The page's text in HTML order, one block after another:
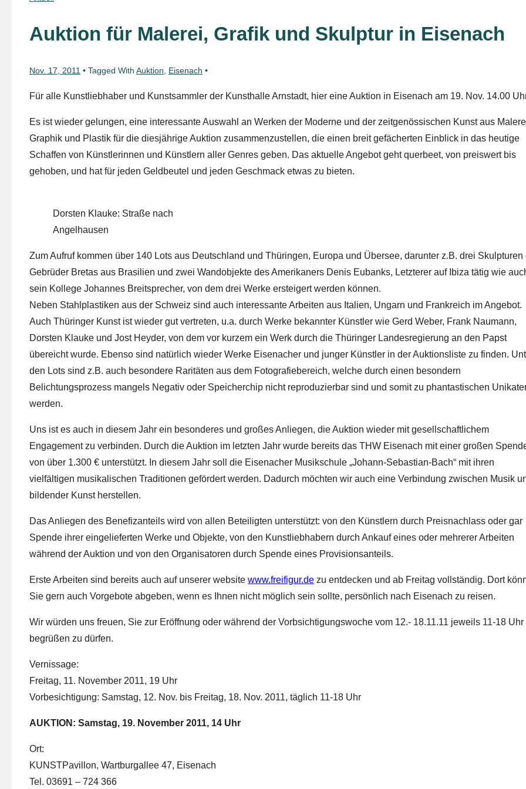
Auktion für Malerei, Grafik und Skulptur in Eisenach
Nov. 17, 2011 Tagged With Auktion Eisenach
Für alle Kunstliebhaber und Kunstsammler der Kunsthalle Arnstadt, hier eine Auktion in Eisenach am 19. Nov. 14.00
Es ist wieder gelungen, eine interessante Auswahl an Werken der Moderne und der zeitgenössischen Kunst aus
Graphik und Plastik für die diesjährige Auktion zusammenzustellen, die einen breit gefächerten Einblick in das heutige
Schaffen von Künstlerinnen und Künstlern aller Genres geben. Das aktuelle Angebot geht querbeet, von preiswert bis
gehoben, und hat für jeden Geldbeutel und jeden Geschmack etwas zu bieten.
Dorsten Klauke: Straße nach
Angelhausen
Zum Aufruf kommen über 140 Lots aus Deutschland und Thüringen, Europa und Übersee, darunter z.B. drei Skulpturen
Gebrüder Bretas aus Brasilien und zwei Wandobjekte des Amerikaners Denis Eubanks, Letzterer auf Ibiza tätig wie
sein Kollege Johannes Breitsprecher, von dem drei Werke ersteigert werden können.
Neben Stahlplastiken aus der Schweiz sind auch interessante Arbeiten aus Italien, Ungarn und Frankreich im Angebot.
Auch Thüringer Kunst ist wieder gut vertreten, u.a. durch Werke bekannter Künstler wie Gerd Weber, Frank Naumann,
Dorsten Klauke und Jost Heyder, von dem vor kurzem ein Werk durch die Thüringer Landesregierung an den Papst
übereicht wurde. Ebenso sind natürlich wieder Werke Eisenacher und junger Künstler in der Auktionsliste zu finden.
den Lots sind z.B. auch besondere Raritäten aus dem Fotografiebereich, welche durch einen besondern
Belichtungsprozess mangels Negativ oder Speicherchip nicht reproduzierbar sind und somit zu phantastischen
werden.
Uns ist es auch in diesem Jahr ein besonderes und großes Anliegen, die Auktion wieder mit gesellschaftlichem
Engagement zu verbinden. Durch die Auktion im letzten Jahr wurde bereits das THW Eisenach mit einer großen
von über 1.300 € unterstützt. In diesem Jahr soll die Eisenacher Musikschule „Johann-Sebastian-Bach“ mit ihren
vielfältigen musikalischen Traditionen gefördert werden. Dadurch möchten wir auch eine Verbindung zwischen Musik
bildender Kunst herstellen.
Das Anliegen des Benefizanteils wird von allen Beteiligten unterstützt: von den Künstlern durch Preisnachlass oder gar
Spende ihrer eingelieferten Werke und Objekte, von den Kunstliebhabern durch Ankauf eines oder mehrerer Arbeiten
während der Auktion und von den Organisatoren durch Spende eines Provisionsanteils.
Erste Arbeiten sind bereits auch auf unserer website www.freifigur.de zu entdecken und ab Freitag vollständig. Dort
Sie gern auch Vorgebote abgeben, wenn es Ihnen nicht möglich sein sollte, persönlich nach Eisenach zu reisen.
Wir würden uns freuen, Sie zur Eröffnung oder während der Vorbsichtigungswoche vom 12.- 18.11.11 jeweils 11-18 Uhr
begrüßen zu dürfen.
Vernissage:
Freitag, 11. November 2011, 19 Uhr
Vorbesichtigung: Samstag, 12. Nov. bis Freitag, 18. Nov. 2011, täglich 11-18 Uhr
AUKTION: Samstag, 19. November 2011, 14 Uhr
Ort:
KUNSTPavillon, Wartburgallee 47, Eisenach
Tel. 03691 – 724 366